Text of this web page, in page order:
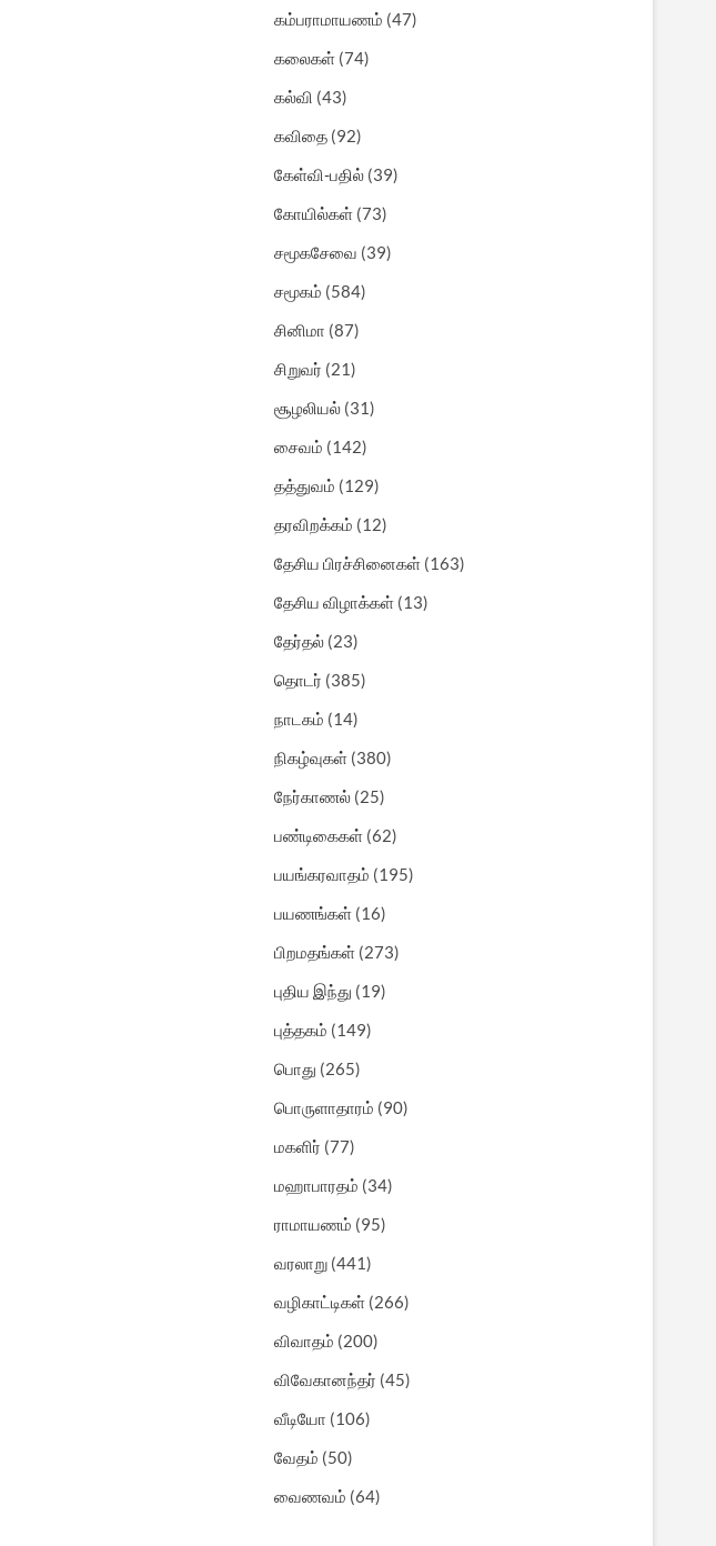
கம்பராமாயணம் (47)
கலைகள் (74)
கல்வி (43)
கவிதை (92)
கேள்வி-பதில் (39)
கோயில்கள் (73)
சமூகசேவை (39)
சமூகம் (584)
சினிமா (87)
சிறுவர் (21)
சூழலியல் (31)
சைவம் (142)
தத்துவம் (129)
தரவிறக்கம் (12)
தேசிய பிரச்சினைகள் (163)
தேசிய விழாக்கள் (13)
தேர்தல் (23)
தொடர் (385)
நாடகம் (14)
நிகழ்வுகள் (380)
நேர்காணல் (25)
பண்டிகைகள் (62)
பயங்கரவாதம் (195)
பயணங்கள் (16)
பிறமதங்கள் (273)
புதிய இந்து (19)
புத்தகம் (149)
பொது (265)
பொருளாதாரம் (90)
மகளிர் (77)
மஹாபாரதம் (34)
ராமாயணம் (95)
வரலாறு (441)
வழிகாட்டிகள் (266)
விவாதம் (200)
விவேகானந்தர் (45)
வீடியோ (106)
வேதம் (50)
வைணவம் (64)